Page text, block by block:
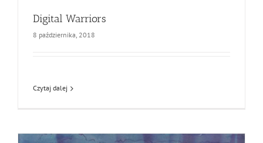
Digital Warriors
8 października, 2018
Czytaj dalej